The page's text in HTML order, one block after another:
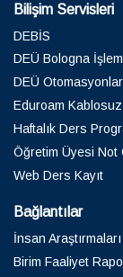
Bilişim Servisleri
DEBİS
DEÜ Bologna
DEÜ Otomasyonlar
Eduroam
Haftalık Ders
Öğretim Üyesi Not
Web Ders Kayıt
Bağlantılar
İnsan
Birim Faaliyet